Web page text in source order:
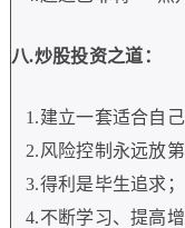
八.炒股投资之道：
1.建立一套适合自
2.风险控制永远放
3.得利是毕生追求；
4.不断学习、提高